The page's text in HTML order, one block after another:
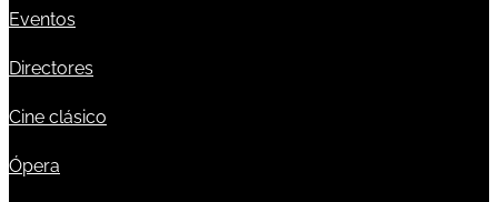
Eventos
Directores
Cine clásico
Ópera